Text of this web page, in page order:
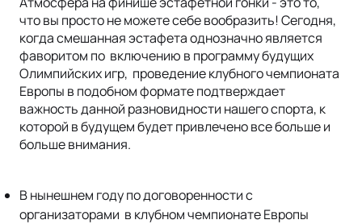
что вы просто не можете себе вообразить! Сегодня,
когда смешанная эстафета однозначно является
фаворитом по включению в программу будущих
Олимпийских игр, проведение клубного чемпионата
Европы в подобном формате подтверждает
важность данной разновидности нашего спорта, к
которой в будущем будет привлечено все больше и
больше внимания.
В нынешнем году по договоренности с
организаторами в клубном чемпионате Европы